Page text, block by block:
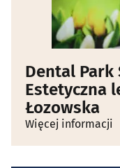
Dental
Estetyczna
Łozowska
Więcej informacji